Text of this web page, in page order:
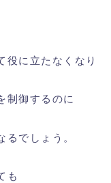
役に立たなくなり
制御するのに
でしょう。
も